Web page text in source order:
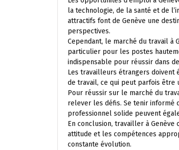
la technologie, de la santé et de
attractifs font de Genève une
perspectives.
Cependant, le marché du travail à
particulier pour les postes
indispensable pour réussir dans
Les travailleurs étrangers doivent
de travail, ce qui peut parfois être
Pour réussir sur le marché du
relever les défis. Se tenir informé
professionnel solide peuvent
En conclusion, travailler à
attitude et les compétences
constante évolution.